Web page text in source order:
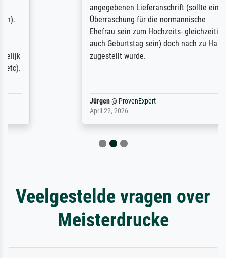
angegebenen Lieferanschrift (sollte eine
Überraschung für die normannische
Ehefrau sein zum Hochzeits- gleichzeitig
auch Geburtstag sein) doch nach zu Hause
zugestellt wurde.
ProvenExpert
Veelgestelde vragen over
Meisterdrucke